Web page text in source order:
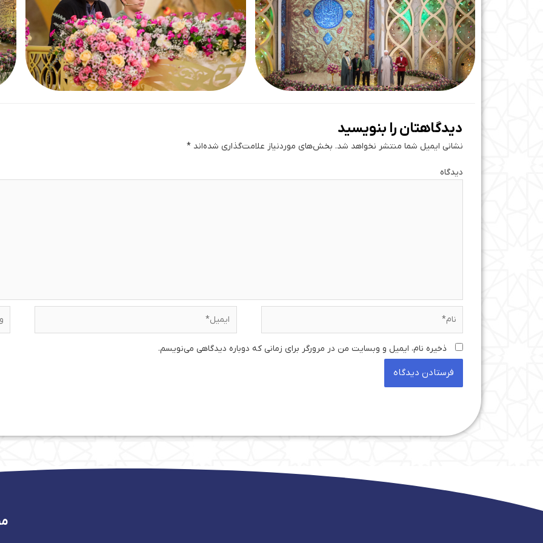
دیدگاهتان را بنویسید
نشانی ایمیل شما منتشر نخواهد شد. بخش‌های موردنیاز علامت‌گذاری شده‌اند *
ذخیره نام، ایمیل و وبسایت من در مرورگر برای زمانی که دوباره دیدگاهی می‌نویسم.